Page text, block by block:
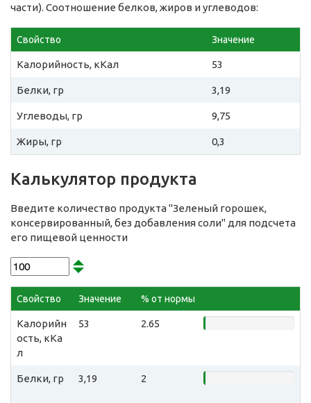
части). Соотношение белков, жиров и углеводов:
Свойство Значение
Калорийность, кКал 53
Белки, гр 3,19
Углеводы, гр 9,75
Жиры, гр 0,3
Калькулятор продукта
Введите количество продукта "Зеленый горошек,
консервированный, без добавления соли" для подсчета
его пищевой ценности
Свойство Значение % от нормы
Калорийн
ость, кКа
л
53 2.65
Белки, гр 3,19 2